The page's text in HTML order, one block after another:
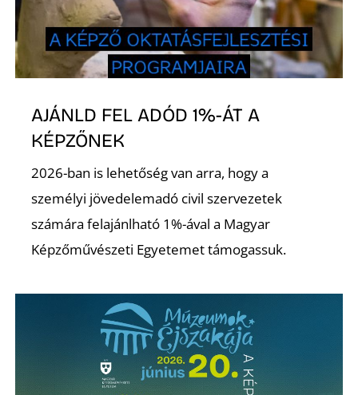
AJÁNLD FEL ADÓD 1%-ÁT A
KÉPZŐNEK
2026-ban is lehetőség van arra, hogy a
személyi jövedelemadó civil szervezetek
számára felajánlható 1%-ával a Magyar
Képzőművészeti Egyetemet támogassuk.